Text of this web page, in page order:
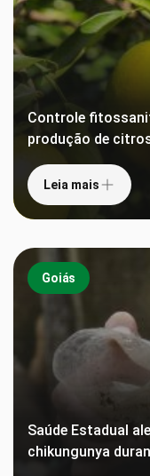
Controle
produção de
Leia mais
Goiás
Saúde Estadual
chikungunya